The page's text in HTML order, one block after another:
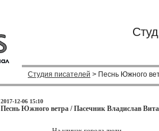
Студия писателей > Песнь Южного
2017-12-06 15:10
Песнь Южного ветра / Пасечник Владислав